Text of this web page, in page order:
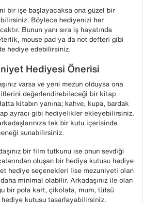
bir işe başlayacaksa ona güzel bir
Böylece hediyenizi her
Bunun yanı sıra iş hayatında
mouse pad ya da not defteri gibi
hediye edebilirsiniz.
Hediyesi Önerisi
varsa ve yeni mezun olduysa ona
değerlendirebileceği bir kitap
kitabın yanına; kahve, kupa, bardak
ayracı gibi hediyelikler ekleyebilirsiniz.
tek bir kutu içerisinde
sunabilirsiniz.
bir film tutkunu ise onun sevdiği
oluşan bir hediye kutusu hediye
hediye seçenekleri lise mezuniyeti olan
minimal olabilir. Arkadaşınız ile olan
bir pola kart, çikolata, mum, tütsü
kutusu tasarlayabilirsiniz.